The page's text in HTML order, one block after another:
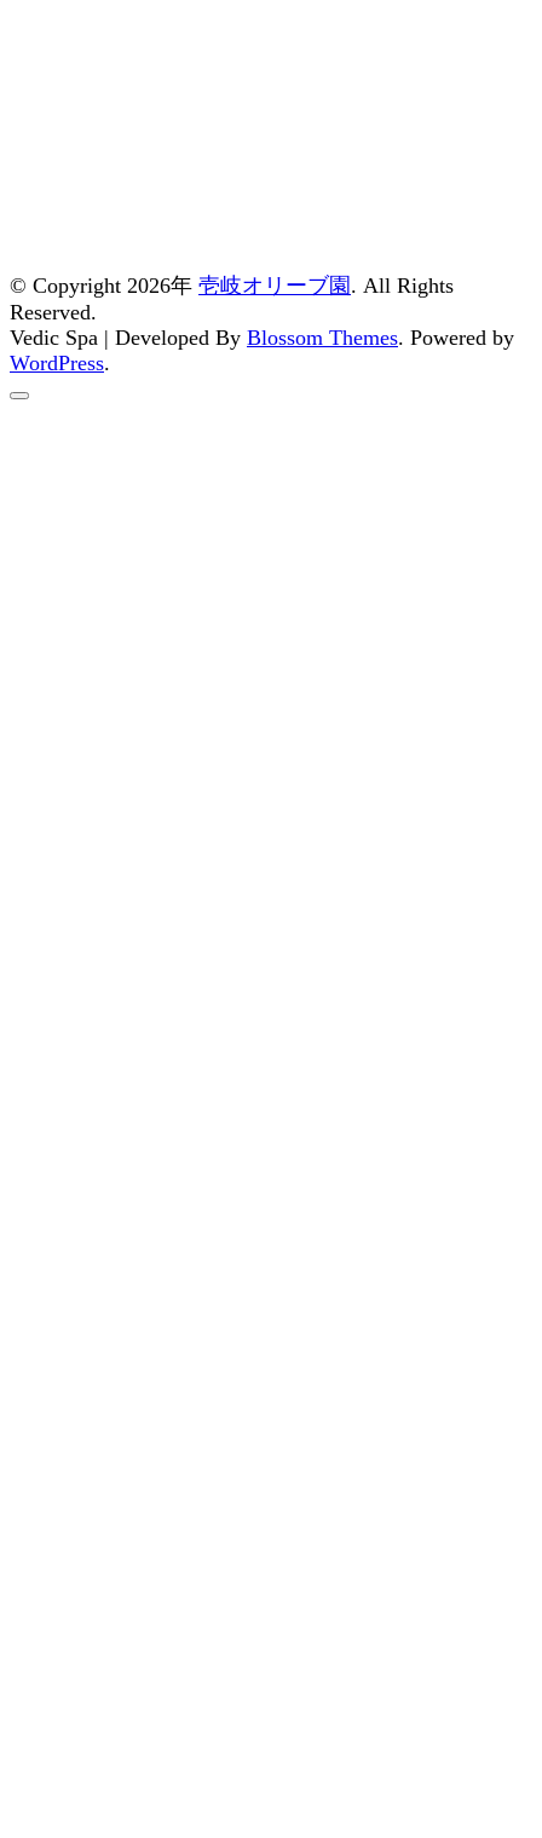
© Copyright 2026年 壱岐オリーブ園. All Rights
Reserved.
Vedic Spa | Developed By Blossom Themes. Powered by
WordPress.